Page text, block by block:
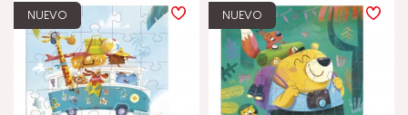
JANOD ESTÁ COMPROMETIDO
Etiqueta FSC®
Fabricado en Europa
NUEVO NUEVO